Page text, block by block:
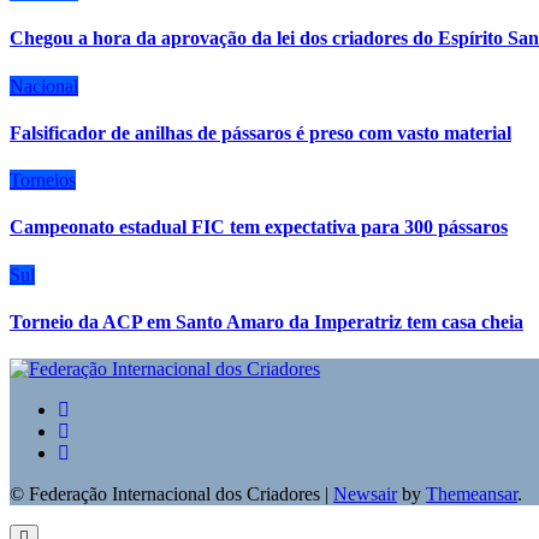
Chegou a hora da aprovação da lei dos criadores do Espírito
Nacional
Falsificador de anilhas de pássaros é preso com vasto material
Torneios
Campeonato estadual FIC tem expectativa para 300 pássaros
Sul
Torneio da ACP em Santo Amaro da Imperatriz tem casa cheia
© Federação Internacional dos Criadores | Newsairby Themeansar.